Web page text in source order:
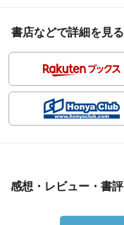
書店などで詳細を見る
感想・レビュー・書評